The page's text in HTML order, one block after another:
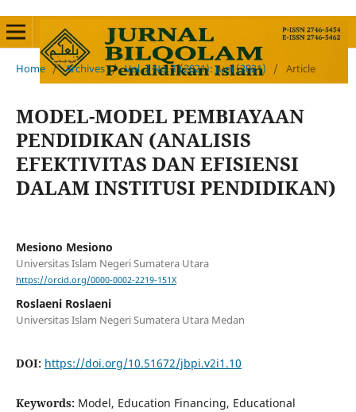
Home / Archives / Vol. 2 No. 1 (2021): Juni (2021) / Article
MODEL-MODEL PEMBIAYAAN
PENDIDIKAN (ANALISIS
EFEKTIVITAS DAN EFISIENSI
DALAM INSTITUSI PENDIDIKAN)
Mesiono Mesiono
Universitas Islam Negeri Sumatera Utara
https://orcid.org/0000-0002-2219-151X
Roslaeni Roslaeni
Universitas Islam Negeri Sumatera Utara Medan
DOI: https://doi.org/10.51672/jbpi.v2i1.10
Keywords: Model, Education Financing, Educational